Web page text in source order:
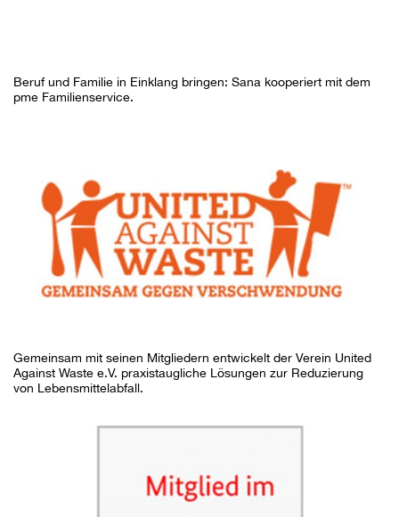
Beruf und Familie in Einklang bringen: Sana kooperiert mit dem
pme Familienservice.
Gemeinsam mit seinen Mitgliedern entwickelt der Verein United
Against Waste e.V. praxistaugliche Lösungen zur Reduzierung
von Lebensmittelabfall.